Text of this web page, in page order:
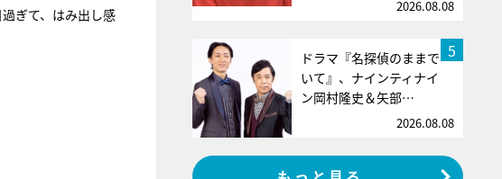
ぎて、はみ出し感
2026.08.08
5
ドラマ『名探偵のままで
いて』、ナインティナイ
ン岡村隆史＆矢部…
2026.08.08